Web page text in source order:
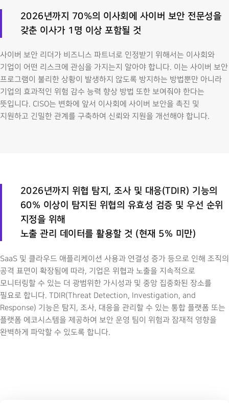
2026년까지 70%의 이사회에 사이버 보안 전문성을
갖춘 이사가 1명 이상 포함될 것
사이버 보안 리더가 비즈니스 파트너로 인정받기 위해서는 이사회와
기업이 어떤 리스크에 관심을 가지는지 알아야 합니다. 이는 사이버 보안
프로그램이 불리한 상황이 발생하지 않도록 방지하는 방법뿐만 아니라
기업의 효과적인 위험 감수 능력 향상 방법 또한 보여줘야 한다는
뜻입니다. CISO는 변화에 앞서 이사회에 사이버 보안을 촉진 및
지원하고 긴밀한 관계를 구축하여 신뢰와 지원을 개선해야 합니다.
2026년까지 위협 탐지, 조사 및 대응(TDIR) 기능의
60% 이상이 탐지된 위협의 유효성 검증 및 우선 순위
지정을 위해
노출 관리 데이터를 활용할 것 (현재 5% 미만)
SaaS 및 클라우드 애플리케이션 사용과 연결성 증가 등으로 인해 조직의
공격 표면이 확장됨에 따라, 기업은 위협과 노출을 지속적으로
모니터링할 수 있는 더 광범위한 가시성과 및 중앙 집중화된 장소를
필요로 합니다. TDIR(Threat Detection, Investigation, and
Response) 기능은 탐지, 조사, 대응을 관리할 수 있는 통합 플랫폼 또는
플랫폼 에코시스템을 제공하여 보안 운영 팀이 위험과 잠재적 영향을
완벽하게 파악할 수 있도록 합니다.